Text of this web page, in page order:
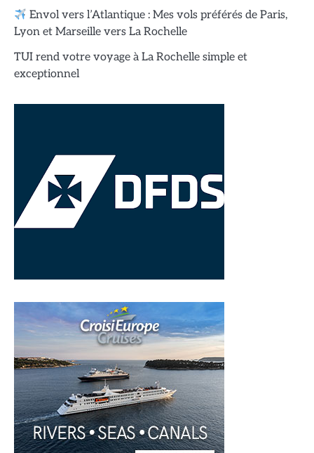
Envol vers l’Atlantique : Mes vols préférés de Paris,
Lyon et Marseille vers La Rochelle
TUI rend votre voyage à La Rochelle simple et
exceptionnel